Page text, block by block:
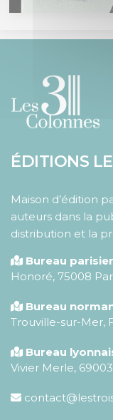
ÉDITIONS
Maison d’édition
auteurs dans la
distribution et la
Bureau
Honoré, 75008
Bureau
Trouville-sur-Mer,
Bureau
Vivier Merle,